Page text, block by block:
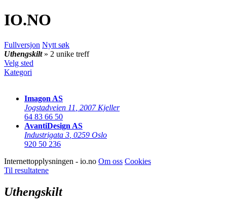
IO.NO
Fullversjon Nytt søk
Uthengskilt » 2 unike treff
Velg sted
Kategori
Imagon AS
Jogstadveien 11 2007 Kjeller
64 83 66 50
AvantiDesign AS
Industrigata 3 0259 Oslo
920 50 236
Internettopplysningen - io.no Om oss Cookies
Til resultatene
Uthengskilt